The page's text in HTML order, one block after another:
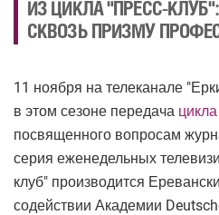
ИЗ ЦИКЛА "ПРЕСС-
СКВОЗЬ ПРИЗМУ
11 ноября на телеканале
в этом сезоне передача
посвященного вопросам
серия еженедельных
клуб" производится
содействии Академии